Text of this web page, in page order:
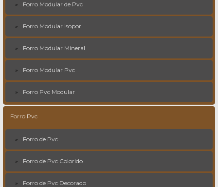
Forro Modular de Pvc
Forro Modular Isopor
Forro Modular Mineral
Forro Modular Pvc
Forro Pvc Modular
Forro Pvc
Forro de Pvc
Forro de Pvc Colorido
Forro de Pvc Decorado